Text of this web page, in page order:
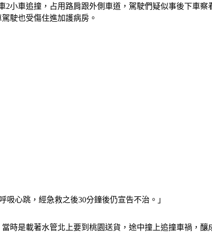
小車追撞，占用路肩跟外側車道，駕駛們疑似事後下車
駛也受傷住進加護病房。
心跳，經急救之後30分鐘後仍宣告不治。」
時是載著水管北上要到桃園送貨，途中撞上追撞車禍，